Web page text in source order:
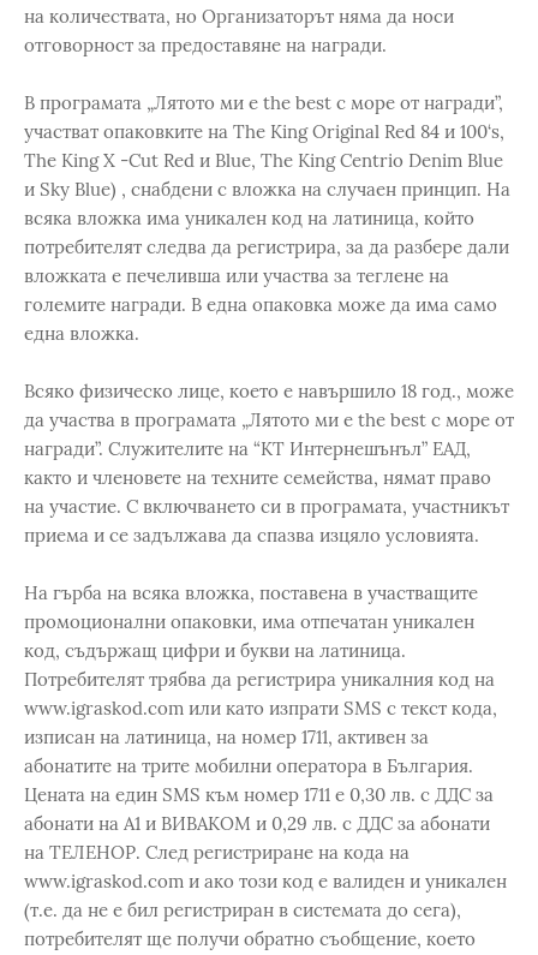
на количествата, но Организаторът няма да носи
отговорност за предоставяне на награди.
В програмата „Лятото ми е the best с море от награди”,
участват опаковките на The King Original Red 84 и 100‘s,
The King X -Cut Red и Blue, The King Centrio Denim Blue
и Sky Blue) , снабдени с вложка на случаен принцип. На
всяка вложка има уникален код на латиница, който
потребителят следва да регистрира, за да разбере дали
вложката е печеливша или участва за теглене на
големите награди. В една опаковка може да има само
една вложка.
Всяко физическо лице, което е навършило 18 год., може
да участва в програмата „Лятото ми е the best с море от
награди”. Служителите на “КТ Интернешънъл” ЕАД,
както и членовете на техните семейства, нямат право
на участие. С включването си в програмата, участникът
приема и се задължава да спазва изцяло условията.
На гърба на всяка вложка, поставена в участващите
промоционални опаковки, има отпечатан уникален
код, съдържащ цифри и букви на латиница.
Потребителят трябва да регистрира уникалния код на
www.igraskod.com или като изпрати SMS с текст кода,
изписан на латиница, на номер 1711, активен за
абонатите на трите мобилни оператора в България.
Цената на един SMS към номер 1711 е 0,30 лв. с ДДС за
абонати на A1 и ВИВАКОМ и 0,29 лв. с ДДС за абонати
на ТЕЛЕНОР. След регистриране на кода на
www.igraskod.com и ако този код е валиден и уникален
(т.е. да не е бил регистриран в системата до сега),
потребителят ще получи обратно съобщение, което